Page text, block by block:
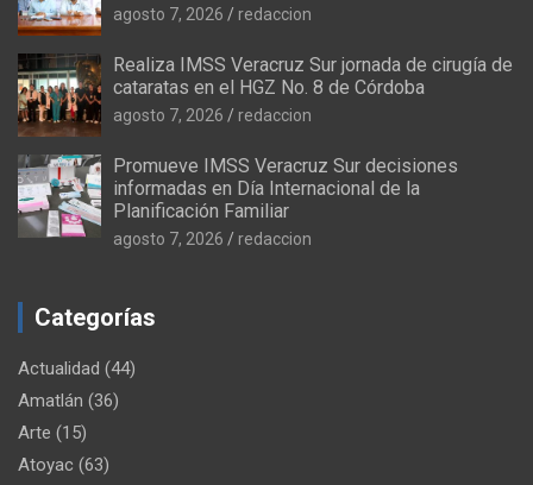
agosto 7, 2026 redaccion
Realiza IMSS Veracruz Sur jornada de cirugía de
cataratas en el HGZ No. 8 de Córdoba
agosto 7, 2026 redaccion
Promueve IMSS Veracruz Sur decisiones
informadas en Día Internacional de la
Planificación Familiar
agosto 7, 2026 redaccion
Categorías
Actualidad (44)
Amatlán (36)
Arte (15)
Atoyac (63)